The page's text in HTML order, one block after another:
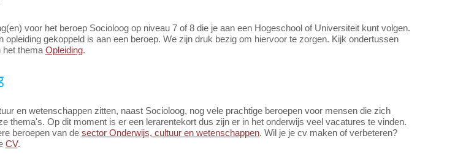
voor het beroep Socioloog op niveau 7 of 8 die je aan een Hogeschool of Universiteit kunt volgen.
opleiding gekoppeld is aan een beroep. We zijn druk bezig om hiervoor te zorgen. Kijk ondertussen
het thema Opleiding.
en wetenschappen zitten, naast Socioloog, nog vele prachtige beroepen voor mensen die zich
thema's. Op dit moment is er een lerarentekort dus zijn er in het onderwijs veel vacatures te vinden.
beroepen van de sector Onderwijs, cultuur en wetenschappen. Wil je je cv maken of verbeteren?
CV.